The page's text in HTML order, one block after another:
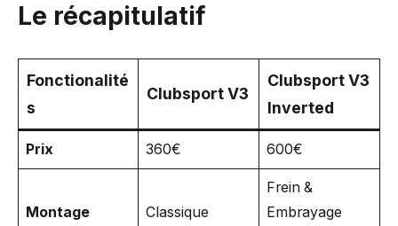
Le récapitulatif
Fonctionalité
s
Clubsport V3
Clubsport V3
Inverted
Prix 360€ 600€
Montage Classique
Frein &
Embrayage